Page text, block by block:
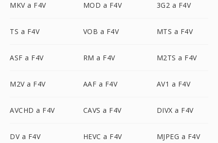
MKV a F4V MOD a F4V 3G2 a F4V
TS a F4V VOB a F4V MTS a F4V
ASF a F4V RM a F4V M2TS a F4V
M2V a F4V AAF a F4V AV1 a F4V
AVCHD a F4V CAVS a F4V DIVX a F4V
DV a F4V HEVC a F4V MJPEG a F4V